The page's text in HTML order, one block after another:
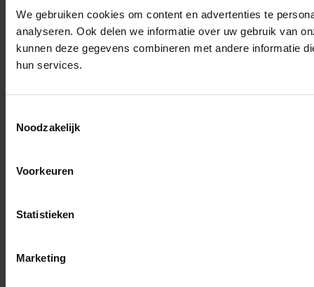
We gebruiken cookies om content en advertenties te
analyseren. Ook delen we informatie over uw gebruik van
kunnen deze gegevens combineren met andere informatie
hun services.
Noodzakelijk
Voorkeuren
Statistieken
Marketing